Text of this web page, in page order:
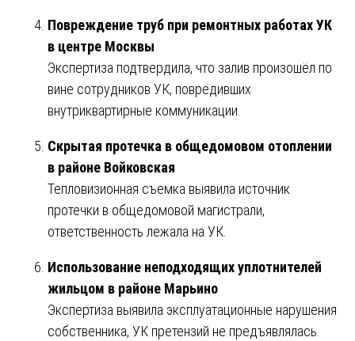
Повреждение труб при ремонтных работах УК
в центре Москвы
Экспертиза подтвердила, что залив произошёл по
вине сотрудников УК, повредивших
внутриквартирные коммуникации.
Скрытая протечка в общедомовом отоплении
в районе Войковская
Тепловизионная съемка выявила источник
протечки в общедомовой магистрали,
ответственность лежала на УК.
Использование неподходящих уплотнителей
жильцом в районе Марьино
Экспертиза выявила эксплуатационные нарушения
собственника, УК претензий не предъявлялась.